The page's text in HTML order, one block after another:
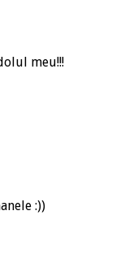
meu!!!
:))